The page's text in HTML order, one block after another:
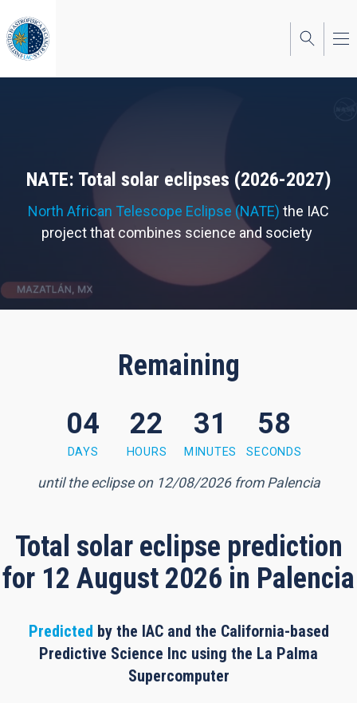
to
main
content
NATE: Total solar eclipses (2026-2027)
North African Telescope Eclipse (NATE) the IAC
project that combines science and society
Remaining
56 seconds
04
DAYS
22
HOURS
31
MINUTES
57
SECONDS
until the eclipse on 12/08/2026 from Palencia
Total solar eclipse prediction
for 12 August 2026 in Palencia
Predicted by the IAC and the California-based
Predictive Science Inc using the La Palma
Supercomputer